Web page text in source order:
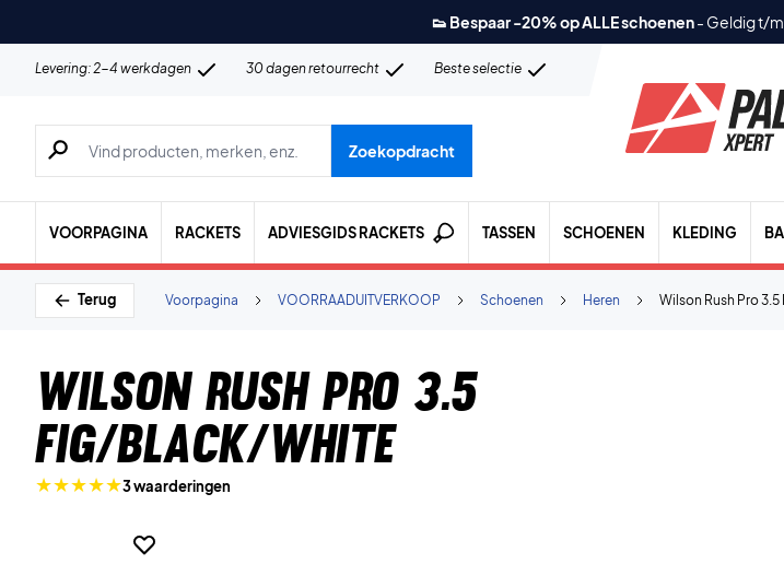
👟 Bespaar -20% op ALLE schoenen- Geldig t/
Levering: 2-4 werkdagen 30 dagen retourrecht Beste selectie
Zoeken naar producten, merken etc.
Zoekopdracht
VOORPAGINA RACKETS ADVIESGIDS RACKETS TASSEN SCHOENEN KLEDING
Terug Wilson Rush Pro
Heren
Schoenen
VOORRAADUITVERKOOP
Voorpagina
Wilson Rush Pro 3.5
Fig/Black/White
3 waarderingen